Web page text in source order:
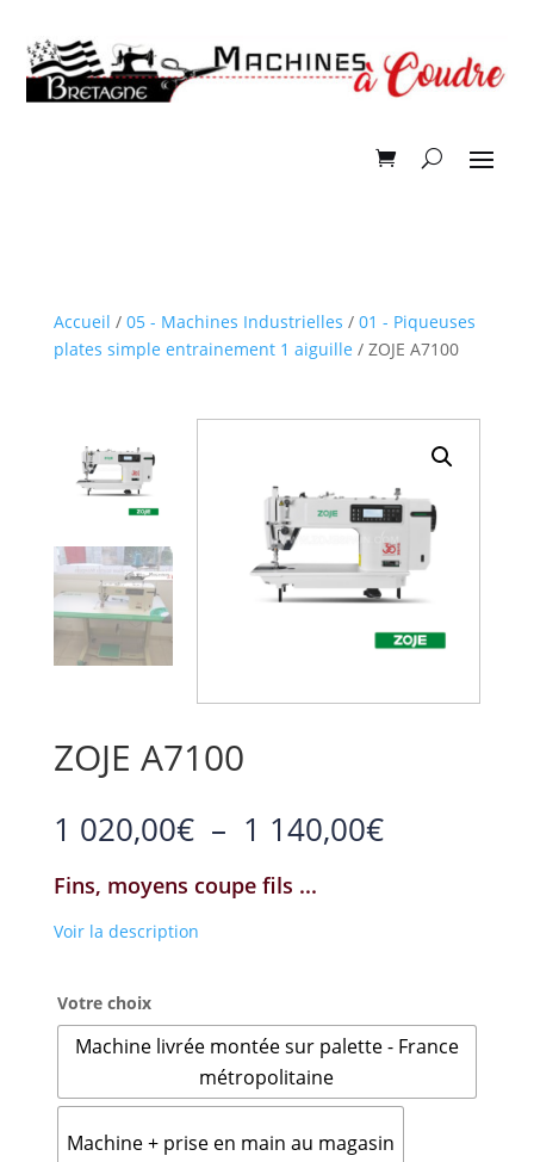
Accueil / 05 - Machines Industrielles / 01 - Piqueuses
plates simple entrainement 1 aiguille / ZOJE A7100
ZOJE A7100
1 020,00€ – 1 140,00€Plage
de
140,00€
Fins, moyens coupe fils ...
Voir la description
Votre choix
Machine livrée montée sur palette - France
métropolitaine
Machine + prise en main au magasin